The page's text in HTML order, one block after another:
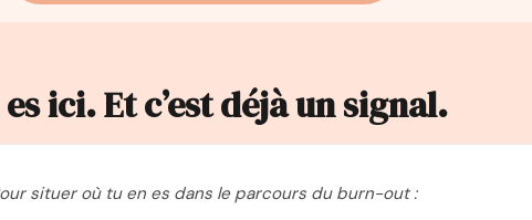
ici. Et c’est déjà un signal.
situer où tu en es dans le parcours du burn-out :